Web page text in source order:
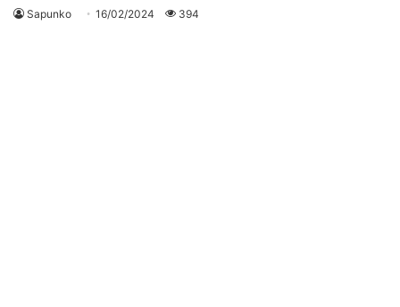
Sapunko 16/02/2024 394